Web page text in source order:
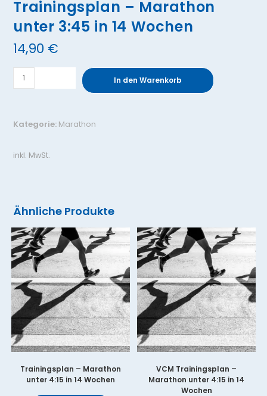
Trainingsplan – Marathon
unter 3:45 in 14 Wochen
14,90 €
Trainingsplan
-
In den Warenkorb
Kategorie: Marathon
inkl. MwSt.
Ähnliche Produkte
Trainingsplan – Marathon
unter 4:15 in 14 Wochen
VCM Trainingsplan –
Marathon unter 4:15 in 14
Wochen